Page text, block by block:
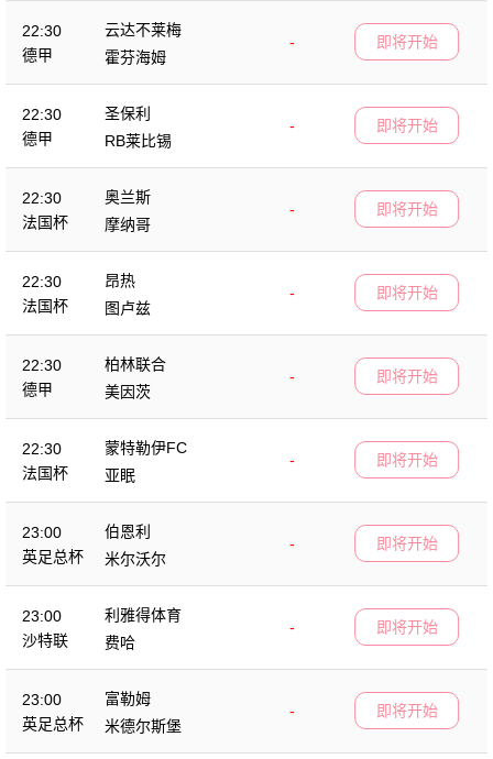
22:30
德甲
云达不莱梅
-
霍芬海姆
即将开始
22:30
德甲
圣保利
-
RB莱比锡
即将开始
22:30
法国杯
奥兰斯
-
摩纳哥
即将开始
22:30
法国杯
昂热
-
图卢兹
即将开始
22:30
德甲
柏林联合
-
美因茨
即将开始
22:30
法国杯
蒙特勒伊FC
-
亚眠
即将开始
23:00
英足总杯
伯恩利
-
米尔沃尔
即将开始
23:00
沙特联
利雅得体育
-
费哈
即将开始
23:00
英足总杯
富勒姆
-
米德尔斯堡
即将开始